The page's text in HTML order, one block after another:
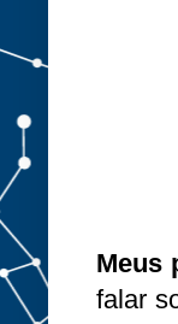
Meus
falar